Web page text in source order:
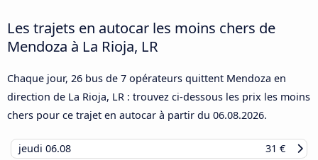
Les trajets en autocar les moins chers de
Mendoza à La Rioja, LR
Chaque jour, 26 bus de 7 opérateurs quittent Mendoza en
direction de La Rioja, LR : trouvez ci-dessous les prix les moins
chers pour ce trajet en autocar à partir du 06.08.2026.
jeudi 06.08
31 €